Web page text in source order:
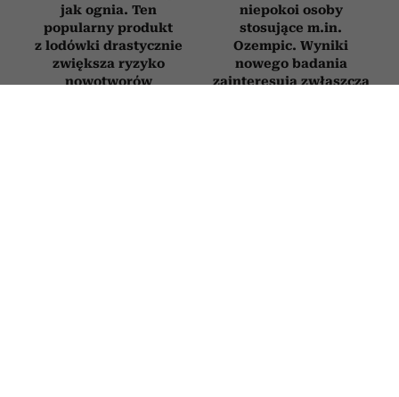
jak ognia. Ten
popularny produkt
z lodówki drastycznie
zwiększa ryzyko
nowotworów
niepokoi osoby
stosujące m.in.
Ozempic. Wyniki
nowego badania
zainteresują zwłaszcza